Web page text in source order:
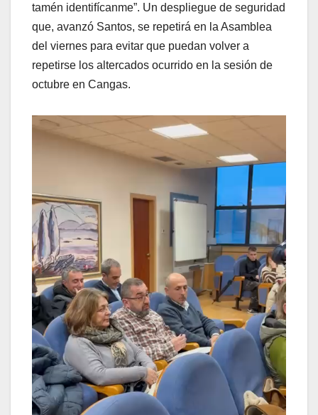
tamén identifícanme”. Un despliegue de seguridad
que, avanzó Santos, se repetirá en la Asamblea
del viernes para evitar que puedan volver a
repetirse los altercados ocurrido en la sesión de
octubre en Cangas.